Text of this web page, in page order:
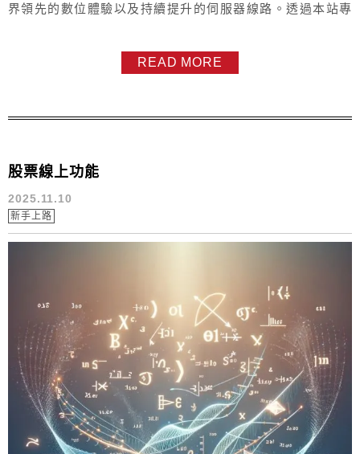
界領先的數位體驗以及持續提升的伺服器線路。透過本站專
提醒： 線上開戶若沒填寫營業員，後續手續費調整與許多事
物辦理往往求助無門。建議先加入我的 LINE 官方帳號：
READ MORE
股票線上功能
2025.11.10
新手上路